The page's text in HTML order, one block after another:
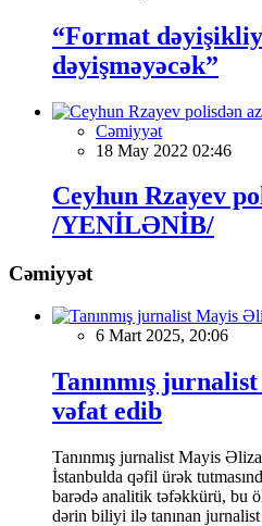
“Format
dəyişməyəcək”
Cəmiyyət
18 May 2022 02:46
Ceyhun Rzayev
/YENİLƏNİB/
Cəmiyyət
6 Mart 2025, 20:06
Tanınmış
vəfat edib
Tanınmış jurnalist Mayis
İstanbulda qəfil ürək
barədə analitik təfəkkürü, bu
dərin biliyi ilə tanınan